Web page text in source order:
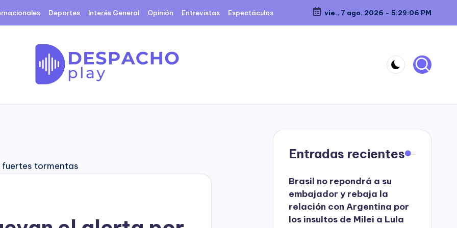
Deportes Interés General Opinión Entrevistas Espectáculos vie., 7 ago. 2026 -5:29:07 PM
D
p
Entradas recientes
Brasil no repondrá a su
embajador y rebaja la
relación con Argentina por
los insultos de Milei a Lula